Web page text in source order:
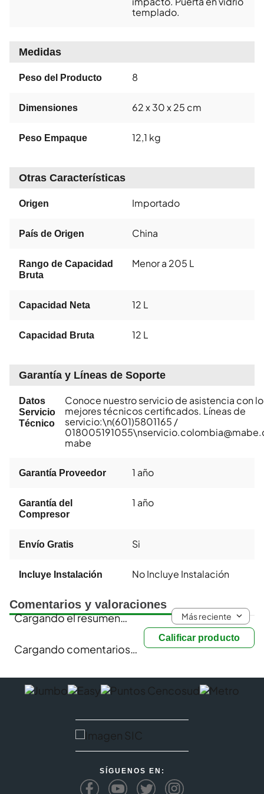
templado.
Medidas
Peso del Producto 8
Dimensiones 62 x 30 x 25 cm
Peso Empaque 12,1 kg
Otras Características
Origen Importado
País de Origen China
Rango de Capacidad
Bruta
Menor a 205 L
Capacidad Neta 12 L
Capacidad Bruta 12 L
Garantía y Líneas de Soporte
Datos
Servicio
Técnico
Conoce nuestro servicio de asistencia con
mejores técnicos certificados. Líneas de
servicio:\n(601)5801165 /
mabe
Garantía Proveedor 1 año
Garantía del
Compresor
1 año
Envío Gratis Si
Incluye Instalación No Incluye Instalación
Comentarios y valoraciones
Calificar producto
Cargando el resumen… Más reciente
Cargando comentarios…
SÍGUENOS EN: